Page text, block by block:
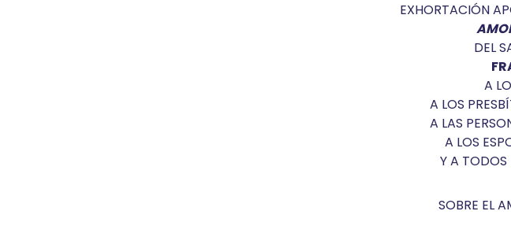
EXHORTACIÓN
DEL
A
A LOS
A LAS
A LOS
Y A TODOS
SOBRE EL